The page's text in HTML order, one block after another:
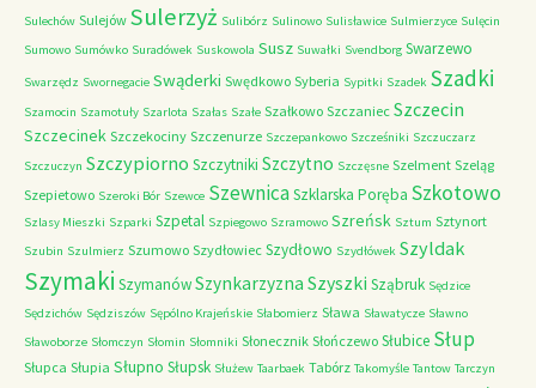
Sulechów Sulejów Sulerzyż Sulibórz Sulinowo Sulisławice Sulmierzyce Sulęcin
Sumowo Sumówko Suradówek Suskowola Susz Suwałki Svendborg Swarzewo
Swarzędz Swornegacie Swąderki Swędkowo Syberia Sypitki Szadek Szadki
Szamocin Szamotuły Szarlota Szałas Szałe Szałkowo Szczaniec Szczecin
Szczecinek Szczekociny Szczenurze Szczepankowo Szcześniki Szczuczarz
Szczuczyn Szczypiorno Szczytniki Szczytno Szczęsne Szelment Szeląg
Szepietowo Szeroki Bór Szewce SzewnicaSzklarska Poręba Szkotowo
Szlasy Mieszki Szparki Szpetal Szpiegowo Szramowo Szreńsk Sztum Sztynort
Szubin Szulmierz Szumowo Szydłowiec Szydłowo Szydłówek Szyldak
Szymaki SzymanówSzynkarzyzna Szyszki Sząbruk Sędzice
Sędzichów Sędziszów Sępólno Krajeńskie Słabomierz Sława Sławatycze Sławno
Sławoborze Słomczyn Słomin Słomniki Słonecznik Słończewo Słubice Słup
Słupca Słupia Słupno Słupsk Służew Taarbaek Tabórz Takomyśle Tantow Tarczyn